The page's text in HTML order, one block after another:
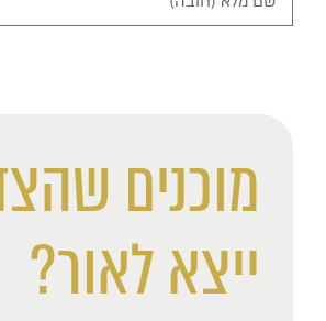
מוכנים
ייצא לאור?